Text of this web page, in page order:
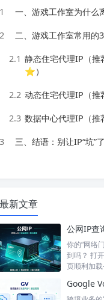
1 一、游戏工作室为什么
2 二、游戏工作室常用的
2.1 静态住宅代理IP（
⭐）
2.2 动态住宅代理IP（
2.3 数据中心代理IP（推
3 三、结语：别让IP“坑”
最新文章
你的“网络
到吗？ 打
页顺利加